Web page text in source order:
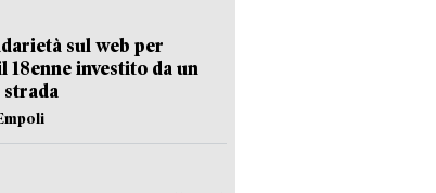
sul web per
18enne investito da un